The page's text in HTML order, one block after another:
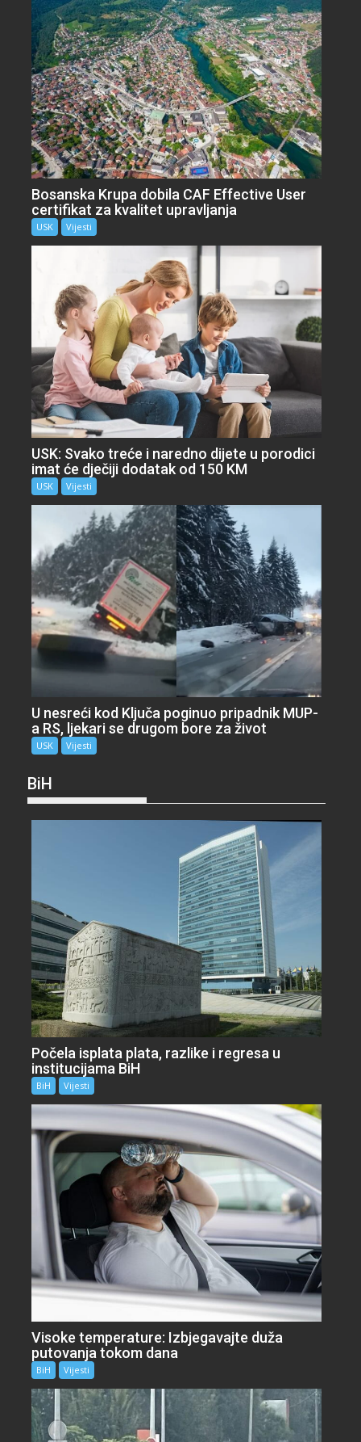
Bosanska Krupa dobila CAF Effective User
certifikat za kvalitet upravljanja
USK Vijesti
USK: Svako treće i naredno dijete u porodici
imat će dječiji dodatak od 150 KM
USK Vijesti
U nesreći kod Ključa poginuo pripadnik MUP-
a RS, ljekari se drugom bore za život
USK Vijesti
BiH
Počela isplata plata, razlike i regresa u
institucijama BiH
BiH Vijesti
Visoke temperature: Izbjegavajte duža
putovanja tokom dana
BiH Vijesti